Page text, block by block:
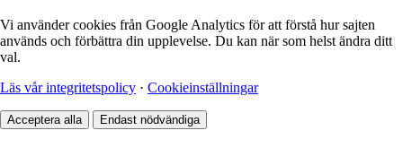
Vi använder cookies från Google Analytics för att förstå hur sajten
används och förbättra din upplevelse. Du kan när som helst ändra ditt
val.
Läs vår integritetspolicy · Cookieinställningar
Acceptera alla Endast nödvändiga